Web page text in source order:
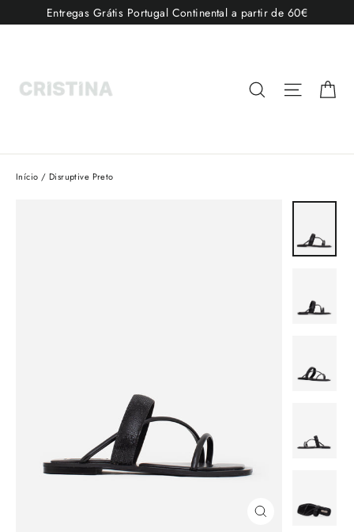
para
Entregas Grátis Portugal Continental a partir de 60€
Pesquisar
Início / Disruptive Preto